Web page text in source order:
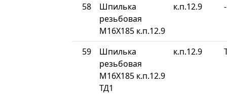
58
Шпилька
резьбовая
М16Х185 к.п.12.9
к.п.12.9 -
59
Шпилька
резьбовая
М16Х185 к.п.12.9
ТД1
к.п.12.9